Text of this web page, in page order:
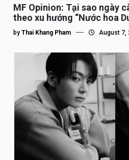
MF Opinion: Tại sao ngày
theo xu hướng “Nước hoa
by Thai Khang Pham August 7,